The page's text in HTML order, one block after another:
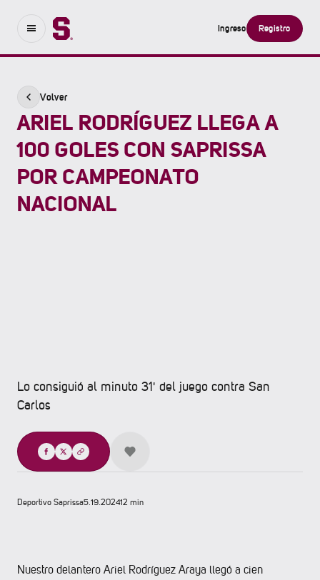
Ingreso Registro
Volver
ARIEL RODRÍGUEZ LLEGA A
100 GOLES CON SAPRISSA
POR CAMPEONATO
NACIONAL
Lo consiguió al minuto 31' del juego contra San
Carlos
Compartir
Deportivo Saprissa5.19.202412 min
Nuestro delantero Ariel Rodríguez Araya llegó a cien